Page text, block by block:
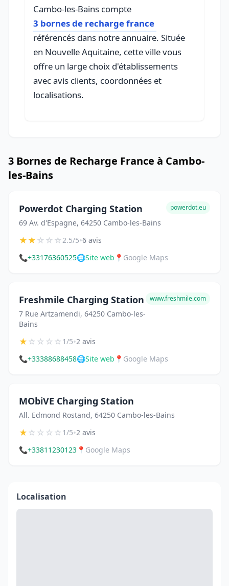
Cambo-les-Bains compte
3 bornes de recharge france
référencés dans notre annuaire. Située
en Nouvelle Aquitaine, cette ville vous
offre un large choix d'établissements
avec avis clients, coordonnées et
localisations.
3 Bornes de Recharge France à Cambo-
les-Bains
Powerdot Charging Station
69 Av. d'Espagne, 64250 Cambo-les-Bains
powerdot.eu
★★☆☆☆2.5/5•6 avis
📞+33176360525🌐Site web 📍 Google Maps
Freshmile Charging Station
7 Rue Artzamendi, 64250 Cambo-les-
Bains
www.freshmile.com
★☆☆☆☆1/5•2 avis
📞+33388688458🌐Site web 📍 Google Maps
MObiVE Charging Station
All. Edmond Rostand, 64250 Cambo-les-Bains
★☆☆☆☆1/5•2 avis
📞+33811230123 📍 Google Maps
Localisation